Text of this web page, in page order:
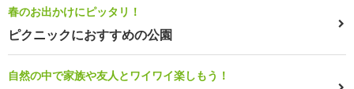
春のお出かけにピッタリ！
ピクニックにおすすめの公園
自然の中で家族や友人とワイワイ楽しもう！